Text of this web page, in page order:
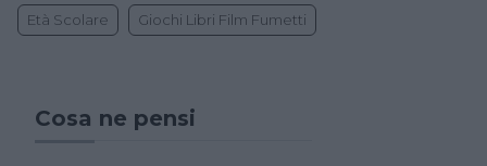
Età Scolare Giochi Libri Film Fumetti
Cosa ne pensi